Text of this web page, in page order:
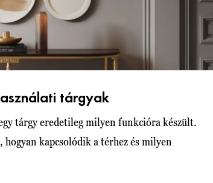
tárgyak
tárgy eredetileg milyen funkcióra készült.
kapcsolódik a térhez és milyen